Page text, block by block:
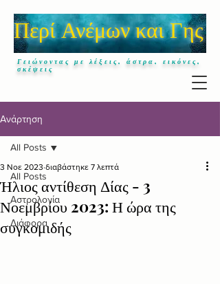
Γειώνοντας με λέξεις, άστρα, εικόνες,
σκέψεις
Περί Ανέμων και Γης
Ανάρτηση
All Posts
Αστρολογία
Διάφορα
All Posts
Ήλιος αντίθεση Δίας - 3
Νοεμβρίου 2023: Η ώρα της
συγκομιδής
3 Νοε 2023 διαβάστηκε 7 λεπτά